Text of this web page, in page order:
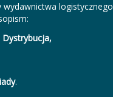
logistycznego
.